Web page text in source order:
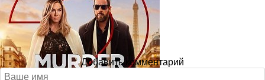
Добавить комментарий